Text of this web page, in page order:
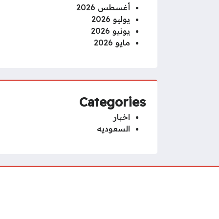
أغسطس 2026
يوليو 2026
يونيو 2026
مايو 2026
Categories
اخبار
السعوديه